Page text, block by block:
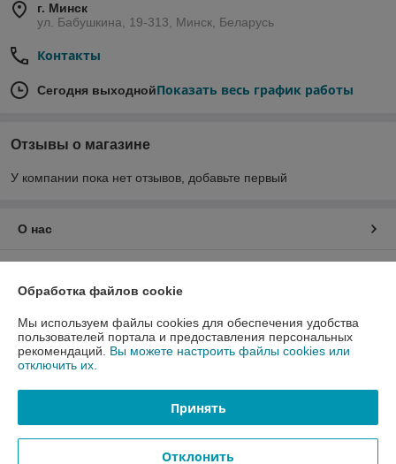
г. Минск
ул. Бабушкина, 19-313, Минск, Беларусь
Контакты
Сегодня выходнойПоказать весь график работы
Отзывы о магазине
У компании пока нет отзывов, добавьте первый
О нас
График работы
Полная версия сайта
Политика обработки cookies
Обработка файлов cookie
Мы используем файлы cookies для обеспечения удобства
пользователей портала и предоставления персональных
рекомендаций. Вы можете настроить файлы cookies или
отключить их.
Принять
Отклонить